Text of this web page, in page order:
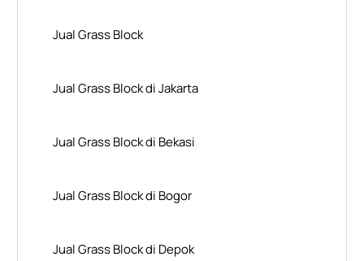
Jual Grass Block
Jual Grass Block di Jakarta
Jual Grass Block di Bekasi
Jual Grass Block di Bogor
Jual Grass Block di Depok